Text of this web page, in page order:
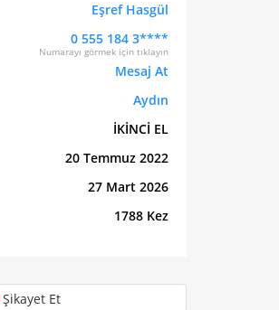
Eşref Hasgül
0 555 184 3****
Numarayı görmek için tıklayın
Mesaj At
Aydın
İKİNCİ EL
20 Temmuz 2022
27 Mart 2026
1788 Kez
Şikayet Et